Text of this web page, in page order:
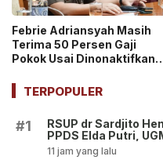
Febrie Adriansyah Masih
Terima 50 Persen Gaji
Pokok Usai Dinonaktifkan
ASN Dihentikan!
TERPOPULER
#1
RSUP dr Sardjito
PPDS Elda Putri,
11 jam yang lalu